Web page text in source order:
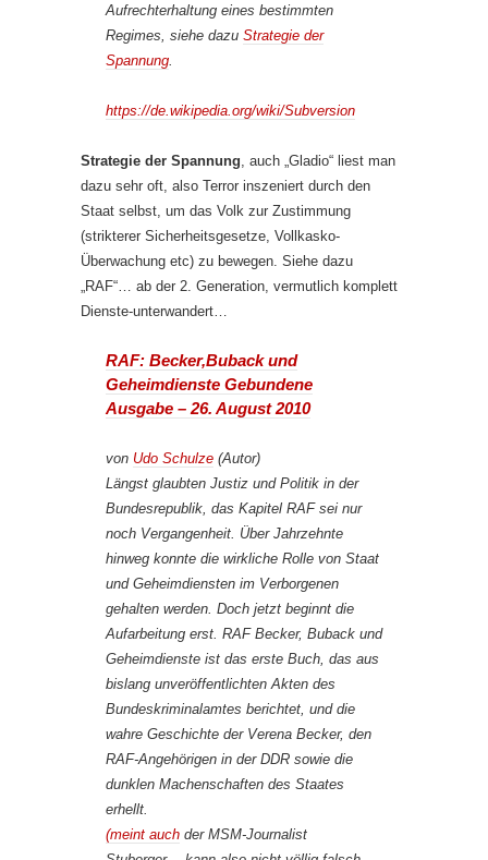
Aufrechterhaltung eines bestimmten
Regimes, siehe dazu Strategie der
Spannung
https://de.wikipedia.org/wiki/Subversion
Strategie der Spannung , auch „Gladio“ liest man
dazu sehr oft, also Terror inszeniert durch den
Staat selbst, um das Volk zur Zustimmung
(strikterer Sicherheitsgesetze, Vollkasko-
Überwachung etc) zu bewegen. Siehe dazu
„RAF“… ab der 2. Generation, vermutlich komplett
Dienste-unterwandert…
RAF: Becker,Buback und
Geheimdienste Gebundene
Ausgabe – 26. August 2010
von Udo Schulze (Autor)
Längst glaubten Justiz und Politik in der
Bundesrepublik, das Kapitel RAF sei nur
noch Vergangenheit. Über Jahrzehnte
hinweg konnte die wirkliche Rolle von Staat
und Geheimdiensten im Verborgenen
gehalten werden. Doch jetzt beginnt die
Aufarbeitung erst. RAF Becker, Buback und
Geheimdienste ist das erste Buch, das aus
bislang unveröffentlichten Akten des
Bundeskriminalamtes berichtet, und die
wahre Geschichte der Verena Becker, den
RAF-Angehörigen in der DDR sowie die
dunklen Machenschaften des Staates
erhellt.
(meint auch der MSM-Journalist